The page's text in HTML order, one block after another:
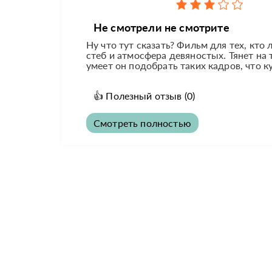
Не смотрели не смотрите
Ну что тут сказать? Фильм для тех,
стеб и атмосфера девяностых. Тянет
умеет он подобрать таких кадров, что
👍 Полезный отзыв (0)
Смотреть полностью